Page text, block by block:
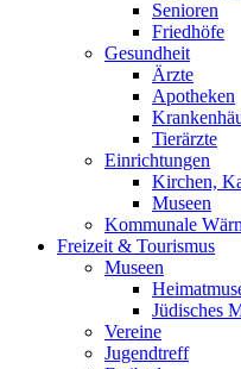
Senioren
Friedhöfe
Gesundheit
Ärzte
Apotheken
Tierärzte
Einrichtungen
Kirchen,
Museen
Kommunale
Freizeit & Tourismus
Museen
Jüdisches
Vereine
Jugendtreff